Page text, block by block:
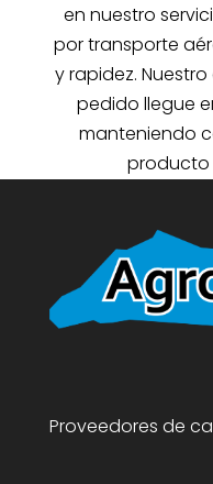
en nuestro
por transporte
y rapidez.
pedido llegue
manteniendo
producto
Proveedores de